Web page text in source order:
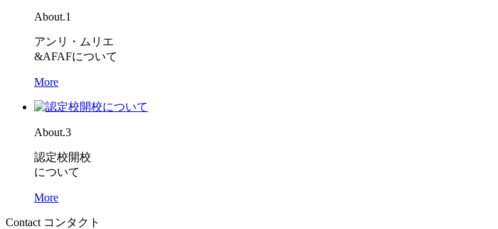
About.1
アンリ・ムリエ
&AFAFについて
More
About.3
認定校開校
について
More
Contact コンタクト